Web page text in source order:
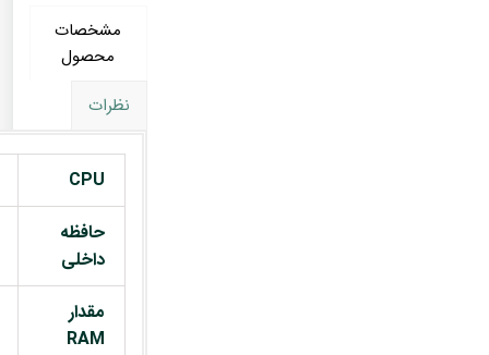
مشخصات
محصول
نظرات
CPU
حافظه
داخلی
مقدار
RAM